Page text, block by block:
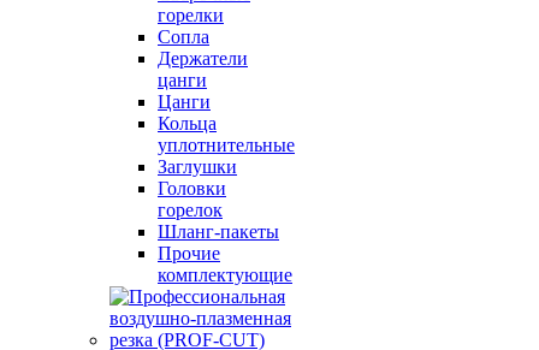
горелки
Сопла
Держатели
цанги
Цанги
Кольца
уплотнительные
Заглушки
Головки
горелок
Шланг-пакеты
Прочие
комплектующие